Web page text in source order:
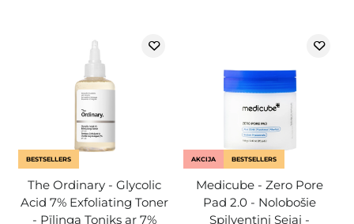
BESTSELLERS
The Ordinary - Glycolic
Acid 7% Exfoliating Toner
- Pīlinga Toniks ar 7%
AKCIJA BESTSELLERS
Medicube - Zero Pore
Pad 2.0 - Nolobošie
Spilventiņi Sejai -